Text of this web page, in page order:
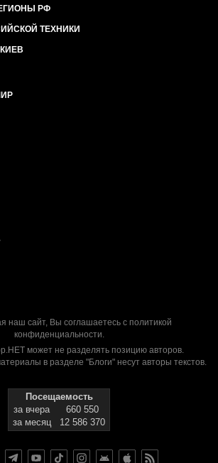
РФ
ТЕХНИКИ
наш сайт, Вы соглашаетесь с политикой
конфиденциальности.
может не разделять позицию авторов.
в разделе "Блоги" несут авторы текстов.
Посещаемость
за вчера
660 550
за месяц
12 586 370